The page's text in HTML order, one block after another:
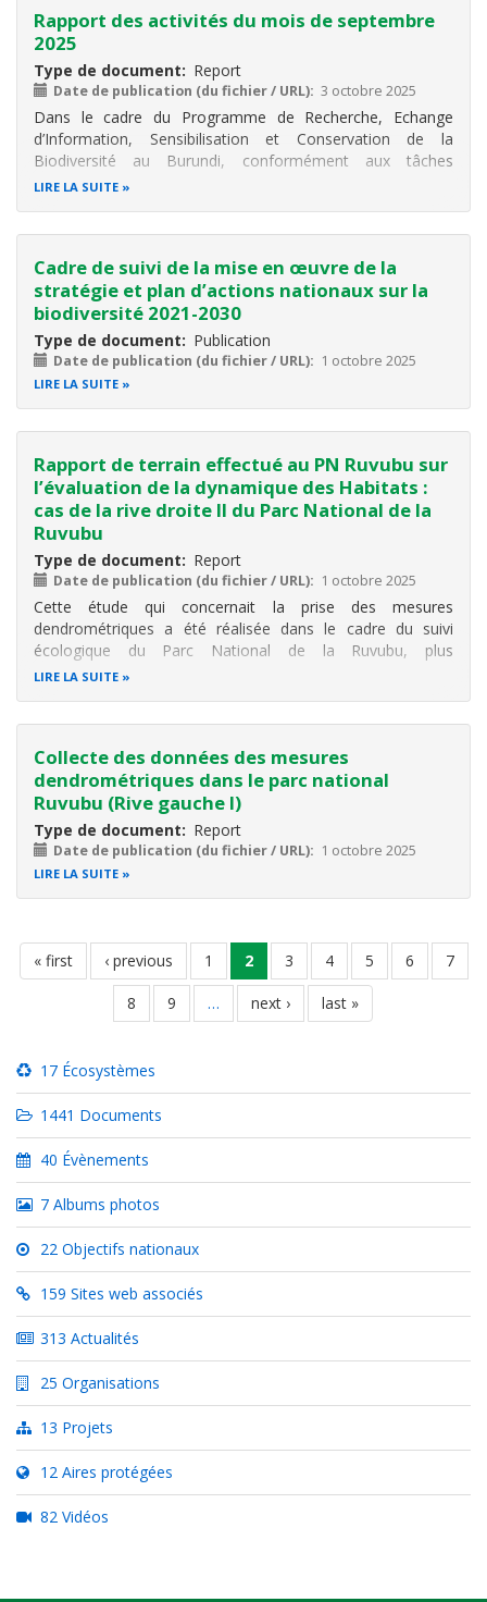
Rapport des activités du mois de septembre
2025
Type de document Report
Date de publication (du fichier / URL) 3 octobre 2025
Dans le cadre du Programme de Recherche, Echange
d’Information, Sensibilisation et Conservation de la
Biodiversité au Burundi, conformément aux tâches
attribuées au Consultant CHM, il a été réalisé différentes
LIRE LA SUITE
Cadre de suivi de la mise en œuvre de la
stratégie et plan d’actions nationaux sur la
biodiversité 2021-2030
Type de document Publication
Date de publication (du fichier / URL) 1 octobre 2025
LIRE LA SUITE
Rapport de terrain effectué au PN Ruvubu sur
l’évaluation de la dynamique des Habitats :
cas de la rive droite II du Parc National de la
Ruvubu
Type de document Report
Date de publication (du fichier / URL) 1 octobre 2025
Cette étude qui concernait la prise des mesures
dendrométriques a été réalisée dans le cadre du suivi
écologique du Parc National de la Ruvubu, plus
précisément dans le secteur Rive Droite II, afin d’évaluer la
LIRE LA SUITE
Collecte des données des mesures
dendrométriques dans le parc national
Ruvubu (Rive gauche I)
Type de document Report
Date de publication (du fichier / URL) 1 octobre 2025
LIRE LA SUITE
Pagination
première
page
« first
page
précédente
‹ previous page
1
page
courante
2 page
3 page
4 page
5 page
6 page
7
page
8 page
9 …
page
suivante
next ›
dernière
page
last »
17 Écosystèmes
1441 Documents
40 Évènements
7 Albums photos
22 Objectifs nationaux
159 Sites web associés
313 Actualités
25 Organisations
13 Projets
12 Aires protégées
82 Vidéos